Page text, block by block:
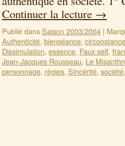
Continuer la lecture →
Publié dansSaison 2003/2004 |
Authenticité, bienséance,
Dissimulation, essence, Faux self,
Jean-Jacques Rousseau, Le
personnage, règles, Sincérité, société